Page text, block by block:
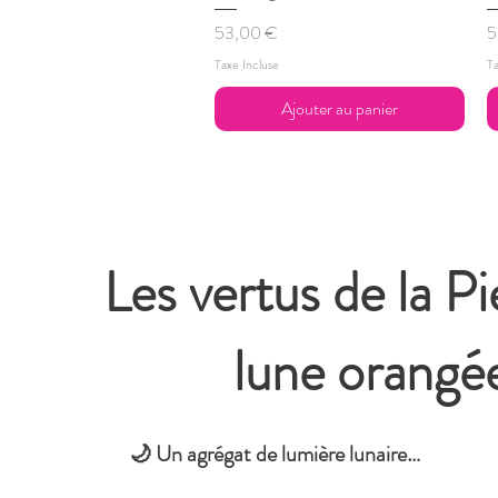
Prix
53,00 €
Taxe Incluse
Ajouter au panier
Les vertus de la
lune
🌙 Un agrégat de lumière lunaire…